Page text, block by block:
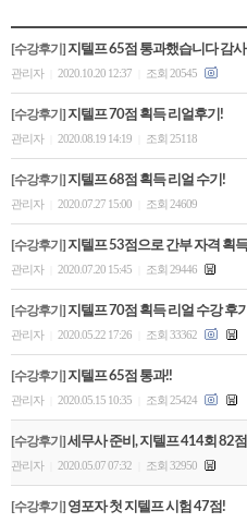
[수강후기] 지텔프 65점 통과했습니다 감
관리자 2020.10.20 12:37 조회 20545
[수강후기] 지텔프 70점 획득 리얼후기!
관리자 2020.08.19 14:19 조회 25118
[수강후기] 지텔프 68점 획득 리얼 수기!
관리자 2020.07.27 15:00 조회 24609
[수강후기] 지텔프 53점으로 간부 자격 획
관리자 2020.07.20 15:45 조회 29446
[수강후기] 지텔프 70점 획득 리얼 수강 후
관리자 2020.05.22 17:26 조회 33362
[수강후기] 지텔프 65점 통과!!
관리자 2020.05.15 10:35 조회 25424
[수강후기] 세무사 준비, 지텔프 414회 82
관리자 2020.05.07 07:32 조회 32950
[수강후기] 영포자 첫 지텔프 시험 47점!